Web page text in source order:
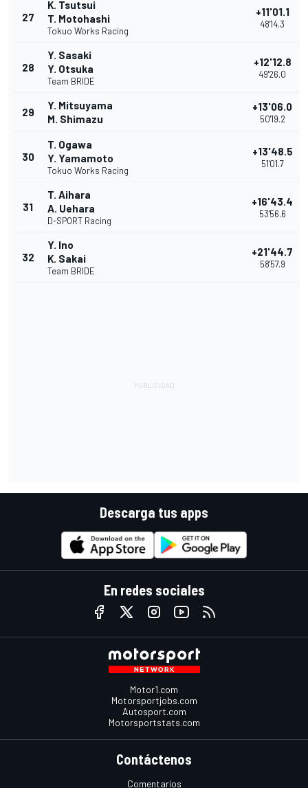
27
K. Tsutsui
T. Motohashi
Tokuo Works Racing
+11'01.1
48'14.3
28
Y. Sasaki
Y. Otsuka
Team BRIDE
+12'12.8
49'26.0
29
Y. Mitsuyama
M. Shimazu
+13'06.0
50'19.2
30
T. Ogawa
Y. Yamamoto
Tokuo Works Racing
+13'48.5
51'01.7
31
T. Aihara
A. Uehara
D-SPORT Racing
+16'43.4
53'56.6
32
Y. Ino
K. Sakai
Team BRIDE
+21'44.7
58'57.9
Descarga tus apps
En redes sociales
Motor1.com
Motorsportjobs.com
Autosport.com
Motorsportstats.com
Contáctenos
Comentarios